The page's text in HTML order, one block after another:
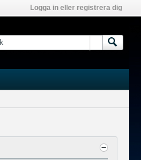
Logga in eller registrera dig